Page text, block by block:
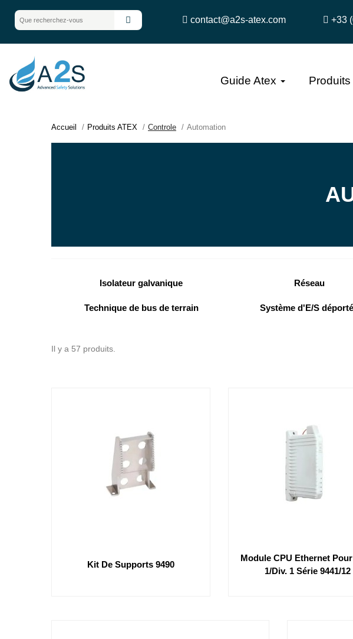
contact@a2s-atex.com +33
Guide Atex Produits
Accueil Produits ATEX Controle Automation
Isolateur galvanique Réseau
Technique de bus de terrain Système d'E/S
Il y a 57 produits.
Kit De Supports 9490
Module CPU Ethernet
1/div. 1 Série 9441/12